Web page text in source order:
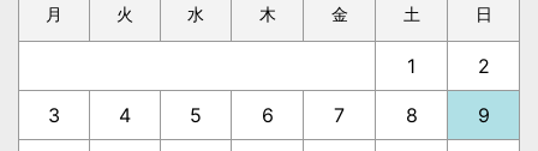
月 火 水 木 金 土 日
1 2
3 4 5 6 7 8 9